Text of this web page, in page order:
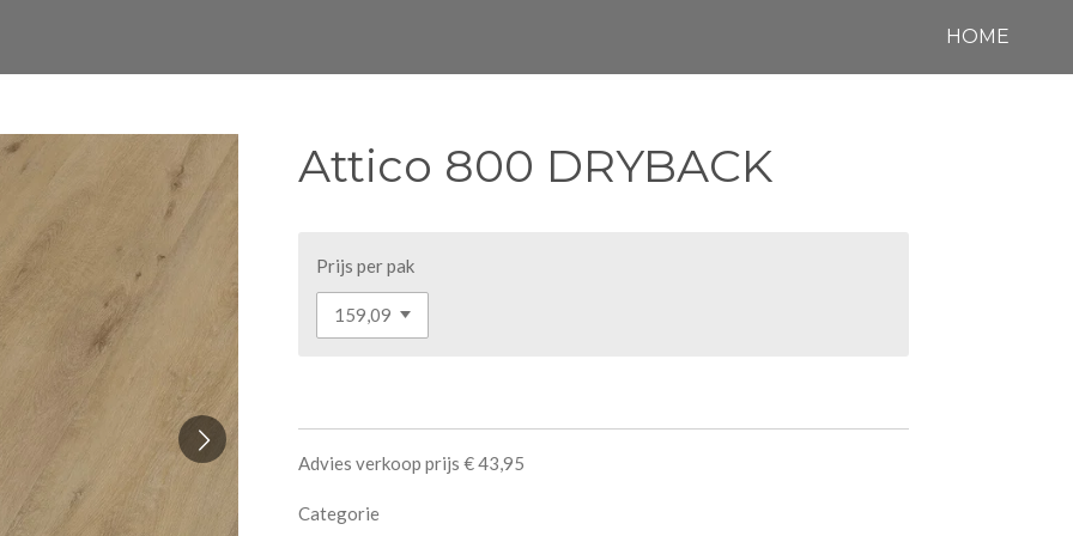
HOME
Attico 800 DRYBACK
Prijs per pak
Advies verkoop prijs € 43,95
Categorie